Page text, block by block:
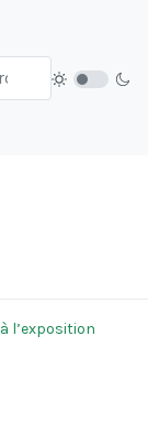
l’exposition